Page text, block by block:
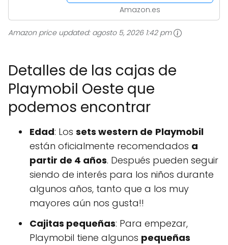
Amazon.es
Amazon price updated: agosto 5, 2026 1:42 pm
Detalles de las cajas de
Playmobil Oeste que
podemos encontrar
Edad: Los sets western de Playmobil
están oficialmente recomendados a
partir de 4 años. Después pueden seguir
siendo de interés para los niños durante
algunos años, tanto que a los muy
mayores aún nos gusta!!
Cajitas pequeñas: Para empezar,
Playmobil tiene algunos pequeñas